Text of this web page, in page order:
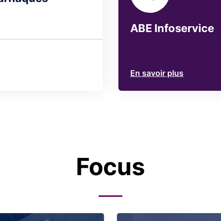
ABE Infoservice
En savoir plus
Focus